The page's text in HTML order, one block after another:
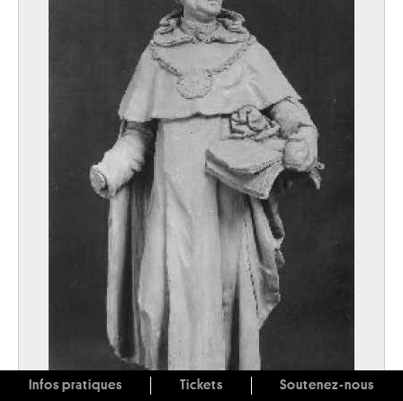
Infos pratiques Tickets Soutenez-nous